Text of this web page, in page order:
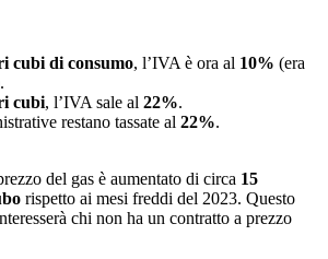
cubi di consumo, l’IVA è ora al 10% (era
cubi, l’IVA sale al 22%.
restano tassate al 22%.
del gas è aumentato di circa 15
rispetto ai mesi freddi del 2023. Questo
chi non ha un contratto a prezzo